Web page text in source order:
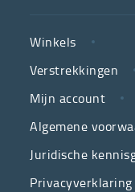
neutrale
ziekenfondsen,
is
partner
in
zorg.
LINKS
Winkels
Verstrekkingen
Mijn account
Algemene
Juridische
Privacyverklaring